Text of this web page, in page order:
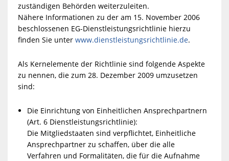
zuständigen Behörden weiterzuleiten.
Nähere Informationen zu der am 15. November 2006
beschlossenen EG-Dienstleistungsrichtlinie hierzu
finden Sie unter www.dienstleistungsrichtlinie.de.
Als Kernelemente der Richtlinie sind folgende Aspekte
zu nennen, die zum 28. Dezember 2009 umzusetzen
sind:
Die Einrichtung von Einheitlichen Ansprechpartnern
(Art. 6 Dienstleistungsrichtlinie):
Die Mitgliedstaaten sind verpflichtet, Einheitliche
Ansprechpartner zu schaffen, über die alle
Verfahren und Formalitäten, die für die Aufnahme